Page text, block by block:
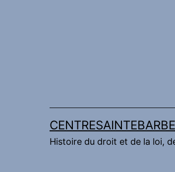
CENTRESAINTEBARBE
Histoire du droit et de la loi,